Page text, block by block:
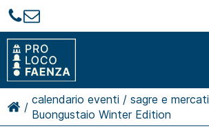
/
calendario eventi / sagre e mercati
Buongustaio Winter Edition